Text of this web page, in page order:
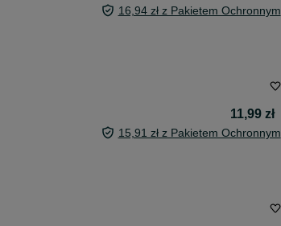
16,94 zł z Pakietem Ochronnym
11,99 zł
15,91 zł z Pakietem Ochronnym